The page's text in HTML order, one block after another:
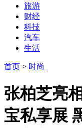
旅游
财经
科技
汽车
生活
首页 > 时尚
张柏芝亮
宝私享展